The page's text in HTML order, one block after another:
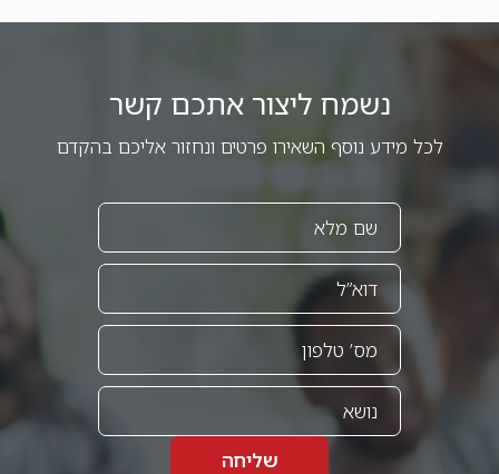
נשמח ליצור אתכם קשר
לכל מידע נוסף השאירו פרטים ונחזור אליכם בהקדם
שליחה